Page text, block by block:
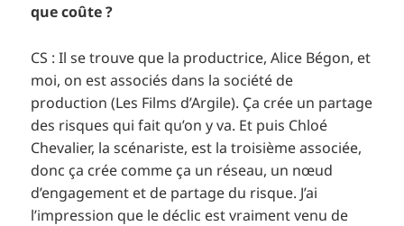
que coûte ?
CS : Il se trouve que la productrice, Alice Bégon, et
moi, on est associés dans la société de
production (Les Films d’Argile). Ça crée un partage
des risques qui fait qu’on y va. Et puis Chloé
Chevalier, la scénariste, est la troisième associée,
donc ça crée comme ça un réseau, un nœud
d’engagement et de partage du risque. J’ai
l’impression que le déclic est vraiment venu de